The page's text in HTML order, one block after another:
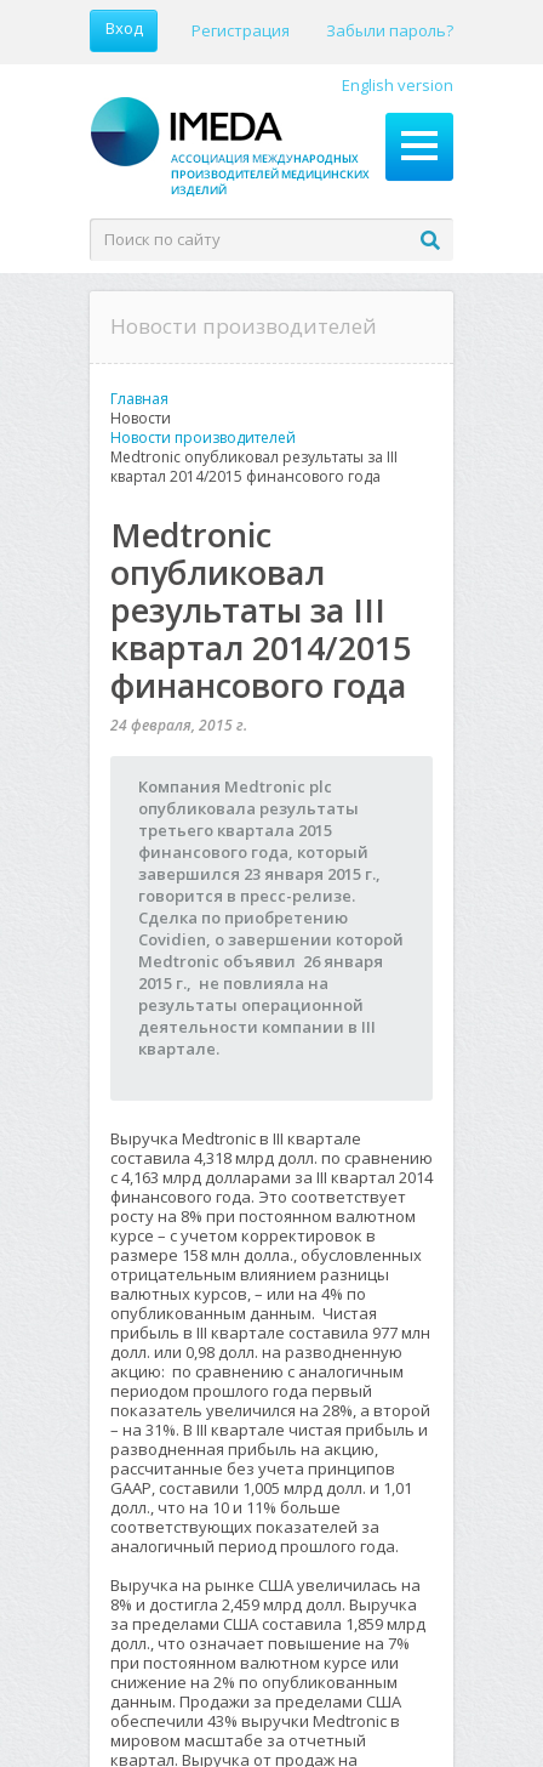
Вход Регистрация Забыли пароль?
English version
Новости производителей
Главная
Новости
Новости производителей
Medtronic опубликовал результаты за III
квартал 2014/2015 финансового года
Medtronic
опубликовал
результаты за III
квартал 2014/2015
финансового года
24 февраля, 2015 г.
Компания Medtronic plc
опубликовала результаты
третьего квартала 2015
финансового года, который
завершился 23 января 2015 г.,
говорится в пресс-релизе.
Сделка по приобретению
Covidien, о завершении которой
Medtronic объявил 26 января
2015 г., не повлияла на
результаты операционной
деятельности компании в III
квартале.
Выручка Medtronic в III квартале
составила 4,318 млрд долл. по сравнению
с 4,163 млрд долларами за III квартал 2014
финансового года. Это соответствует
росту на 8% при постоянном валютном
курсе – с учетом корректировок в
размере 158 млн долла., обусловленных
отрицательным влиянием разницы
валютных курсов, – или на 4% по
опубликованным данным. Чистая
прибыль в III квартале составила 977 млн
долл. или 0,98 долл. на разводненную
акцию: по сравнению с аналогичным
периодом прошлого года первый
показатель увеличился на 28%, а второй
– на 31%. В III квартале чистая прибыль и
разводненная прибыль на акцию,
рассчитанные без учета принципов
GAAP, составили 1,005 млрд долл. и 1,01
долл., что на 10 и 11% больше
соответствующих показателей за
аналогичный период прошлого года.
Выручка на рынке США увеличилась на
8% и достигла 2,459 млрд долл. Выручка
за пределами США составила 1,859 млрд
долл., что означает повышение на 7%
при постоянном валютном курсе или
снижение на 2% по опубликованным
данным. Продажи за пределами США
обеспечили 43% выручки Medtronic в
мировом масштабе за отчетный
квартал. Выручка от продаж на